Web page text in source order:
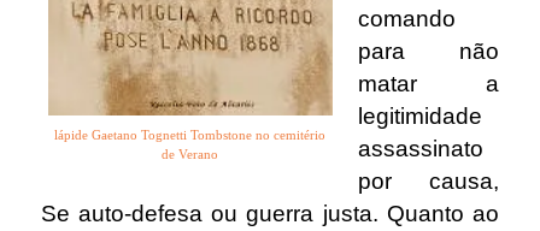
lápide Gaetano Tognetti Tombstone no cemitério
de Verano
comando
para não
matar a
legitimidade
assassinato
por causa,
Se auto-defesa ou guerra justa. Quanto ao